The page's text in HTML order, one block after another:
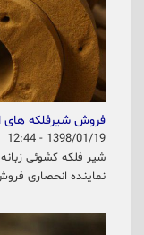
فروش شیرفلکه های
1398/01/19 - 12:44
شیر فلکه کشوئی
نماینده انحصاری